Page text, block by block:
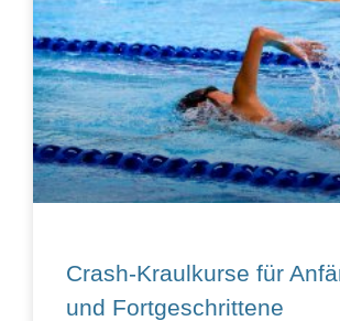
Crash-Kraulkurse für
und Fortgeschrittene